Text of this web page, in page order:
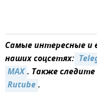
Самые интересные
наших соцсетях:
MAX. Также
Rutube.